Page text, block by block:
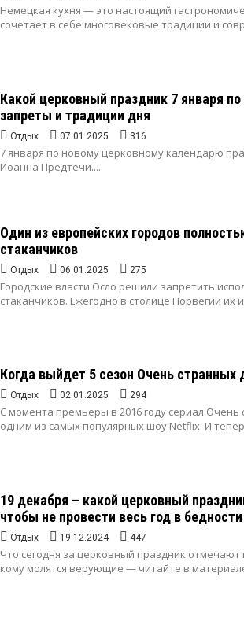
Немецкая кухня — это настоящий
сочетает в себе многовековые традиции и
Какой церковный праздник 7 января
запреты и традиции дня
Отдых 07.01.2025 316
7 января по новому церковному календарю
Иоанна Предтечи....
Один из европейских городов
стаканчиков
Отдых 06.01.2025 275
Городские власти Осло решили запретить
стаканчиков. Ежегодно в столице Норвегии их
Когда выйдет 5 сезон Очень
Отдых 02.01.2025 294
С момента премьеры в 2016 году сериал Очень
одним из самых популярных шоу Netflix. И
19 декабря – какой церковный
чтобы не провести весь год в бедности
Отдых 19.12.2024 447
Что сегодня за церковный праздник
кому молятся верующие — читайте в